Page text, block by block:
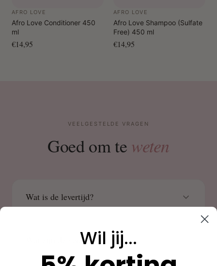
AFRO LOVE
Afro Love Conditioner 450
ml
€14,95
AFRO LOVE
Afro Love Shampoo (Sulfate
Free) 450 ml
€14,95
VEELGESTELDE VRAGEN
Goed om te weten
Wat is de levertijd?
Wat zijn de verzendkosten?
Wil jij...